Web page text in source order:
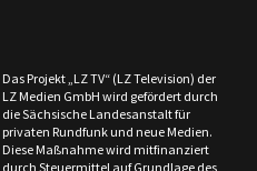
Das Projekt „LZ TV“ (LZ Television) der
LZ Medien GmbH wird gefördert durch
die Sächsische Landesanstalt für
privaten Rundfunk und neue Medien.
Diese Maßnahme wird mitfinanziert
durch Steuermittel auf Grundlage des